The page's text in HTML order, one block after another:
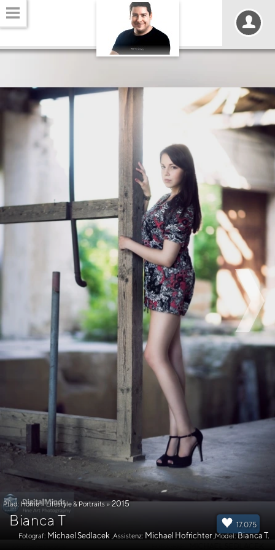
17.075
Pfad: Home » Lifestyle & Portraits » 2015
Bianca T
Fotograf: Michael Sedlacek ,Assistenz: Michael Hofrichter ,Model: Bianca T.